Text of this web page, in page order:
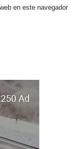
en este navegador